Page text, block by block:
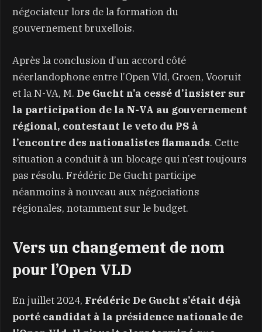
négociateur lors de la formation du
gouvernement bruxellois.
Après la conclusion d’un accord côté
néerlandophone entre l’Open Vld, Groen, Vooruit
et la N-VA, M. De Gucht n’a cessé d’insister sur
la participation de la N-VA au gouvernement
régional, contestant le veto du PS à
l’encontre des nationalistes flamands. Cette
situation a conduit à un blocage qui n’est toujours
pas résolu. Frédéric De Gucht participe
néanmoins à nouveau aux négociations
régionales, notamment sur le budget.
Vers un changement de nom
pour l’Open VLD
En juillet 2024, Frédéric De Gucht s’était déjà
porté candidat à la présidence nationale de